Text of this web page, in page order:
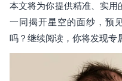
本文将为你提供精准、实用
一同揭开星空的面纱，预
吗？继续阅读，你将发现专